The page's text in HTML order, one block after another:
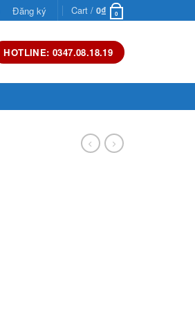
Đăng ký Cart / 0₫ 0
HOTLINE: 0347.08.18.19